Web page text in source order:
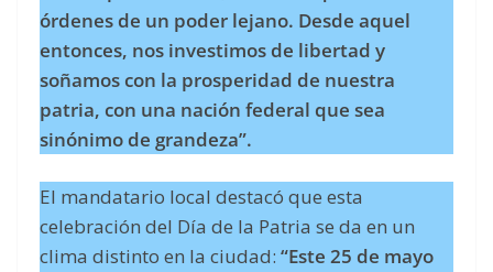
órdenes de un poder lejano. Desde aquel
entonces, nos investimos de libertad y
soñamos con la prosperidad de nuestra
patria, con una nación federal que sea
sinónimo de grandeza”.
El mandatario local destacó que esta
celebración del Día de la Patria se da en un
clima distinto en la ciudad: “Este 25 de mayo